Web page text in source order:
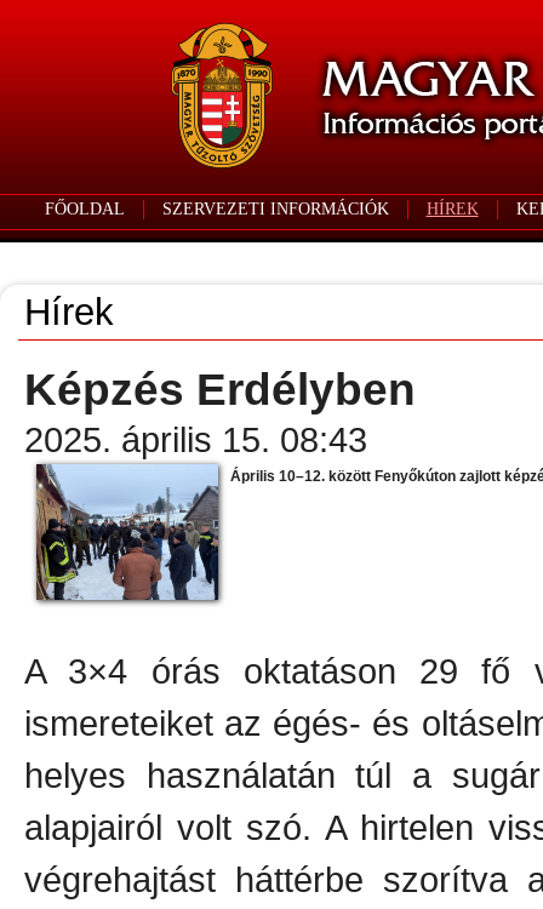
FŐOLDAL SZERVEZETI INFORMÁCIÓK HÍREK
Hírek
Képzés Erdélyben
2025. április 15. 08:43
Április 10–12. között Fenyőkúton zajlott
A 3×4 órás oktatáson 29 fő
ismereteiket az égés- és
helyes használatán túl a
alapjairól volt szó. A hirtelen
végrehajtást háttérbe